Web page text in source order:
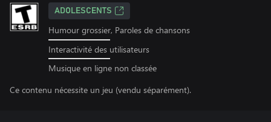
ADOLESCENTS
Humour grossier, Paroles de chansons
Interactivité des utilisateurs
Musique en ligne non classée
Ce contenu nécessite un jeu (vendu séparément).